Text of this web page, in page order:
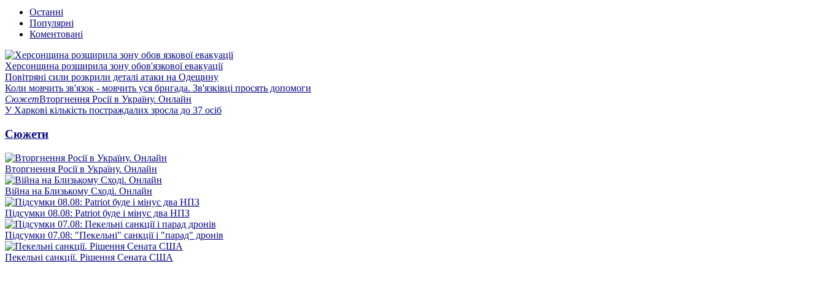
Останні
Популярні
Коментовані
Херсонщина розширила зону обов'язкової евакуації
Повітряні сили розкрили деталі атаки на Одещину
Коли мовчить зв'язок - мовчить уся бригада. Зв'язківці просять допомоги
СюжетВторгнення Росії в Україну. Онлайн
У Харкові кількість постраждалих зросла до 37 осіб
Сюжети
Вторгнення Росії в Україну. Онлайн
Війна на Близькому Сході. Онлайн
Підсумки 08.08: Patriot буде і мінус два НПЗ
Підсумки 07.08: "Пекельні" санкції і "парад" дронів
Пекельні санкції. Рішення Сената США